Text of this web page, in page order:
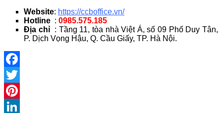
Website: https://ccboffice.vn/
Hotline : 0985.575.185
Địa chỉ : Tầng 11, tòa nhà Việt Á, số 09 Phố Duy Tân,
P. Dịch Vọng Hậu, Q. Cầu Giấy, TP. Hà Nội.
Facebook
Twitter
Pinterest